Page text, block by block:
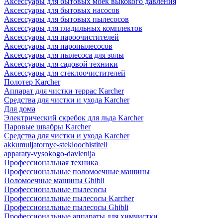
Аксессуары для бытовых насосов
Аксессуары для бытовых пылесосов
Аксессуары для гладильных комплектов
Аксессуары для пароочистителей
Аксессуары для паропылесосов
Аксессуары для пылесоса для золы
Аксессуары для садовой техники
Аксессуары для стеклоочистителей
Полотер Karcher
Аппарат для чистки террас Karcher
Средства для чистки и ухода Karcher
Для дома
Электрический скребок для льда Karcher
Паровые швабры Karcher
Средства для чистки и ухода Karcher
akkumuljatornye-stekloochistiteli
apparaty-vysokogo-davlenija
Профессиональная техника
Профессиональные поломоечные машины
Поломоечные машины Ghibli
Профессиональные пылесосы
Профессиональные пылесосы Karcher
Профессиональные пылесосы Ghibli
Профессиональные аппараты для химчистки